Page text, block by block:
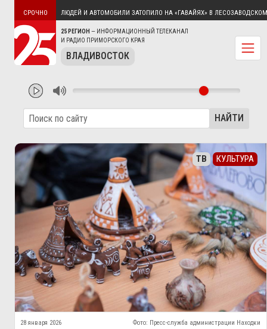
25 РЕГИОН — ИНФОРМАЦИОННЫЙ ТЕЛЕКАНАЛ
И РАДИО ПРИМОРСКОГО КРАЯ
ВЛАДИВОСТОК
СРОЧНО
В АРТЁМЕ ЛЮДЕЙ И АВТОМОБИЛИ ЗАТОПИЛО НА «ГАВАЙЯХ» В ЛЕСОЗАВОДСКОМ
НАЙТИ
ТВ КУЛЬТУРА
28 января 2026 Фото: Пресс-служба администрации Находки